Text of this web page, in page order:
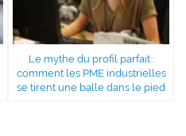
Le mythe du profil parfait :
comment les PME industrielles
se tirent une balle dans le pied